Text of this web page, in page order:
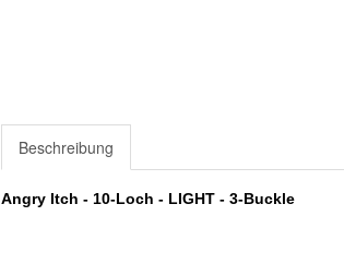
Beschreibung
Angry Itch - 10-Loch - LIGHT - 3-Buckle